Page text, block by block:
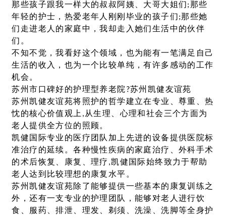
那些孩子跟我一样大的叔叔阿姨、大哥大姐们;那些
年轻的护士，热爱老年人刚刚毕业的孩子们;那些她
们走进老人的家庭中，我却走入她们生活中的伙伴
们。
不知不觉，我看好这个领域，也为能有一笔满足自己
生活的收入，也为一个比较单纯，有许多感动的工作
机会。
苏州市口碑好的护理型养老院?苏州凯健友谊苑
苏州凯健友谊苑将照护的哲学建立在专业、尊重、热
忱的核心价值观上,从生理、心理和社会三个方面为
老人提供全方位的照顾。
凯健国际专业的医疗团队加上先进的设备提供医院标
准治疗的延续。各种慢性疾病的家庭治疗、外科手术
的术后恢复、康复、理疗,凯健国际始终致力于帮助
老人达到比较理想的康复水平。
苏州凯健友谊苑除了能够提供一些基本的康复训练之
外，还有一支专业的护理团队，能够对老人进行饮
食、服药、排泄、理发、剃须、洗澡、洗脚等全身护